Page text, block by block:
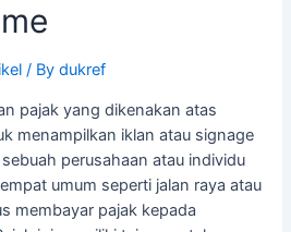
/ Bydukref
pajak yang dikenakan atas
menampilkan iklan atau signage
perusahaan atau individu
umum seperti jalan raya atau
membayar pajak kepada